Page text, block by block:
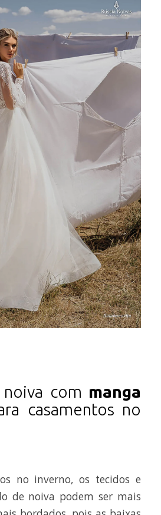
com manga
casamentos no
no inverno, os tecidos e
de noiva podem ser mais